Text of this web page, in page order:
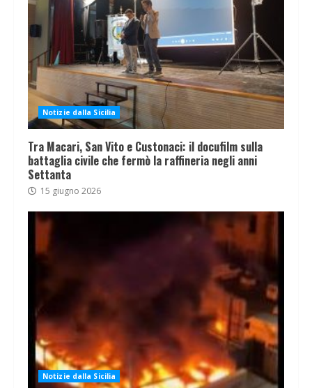
Notizie dalla Sicilia
Tra Macari, San Vito e Custonaci: il docufilm sulla
battaglia civile che fermò la raffineria negli anni
Settanta
15 giugno 2026
Notizie dalla Sicilia